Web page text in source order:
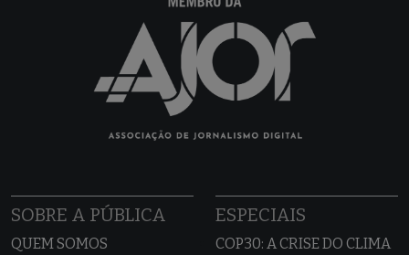
SOBRE A PÚBLICA
QUEM SOMOS
ESPECIAIS
COP30: A CRISE DO CLIMA